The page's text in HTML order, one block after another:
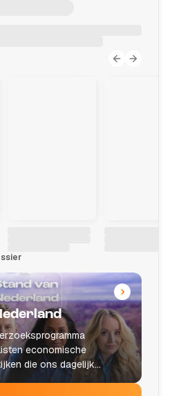
economische
die ons dagelijks